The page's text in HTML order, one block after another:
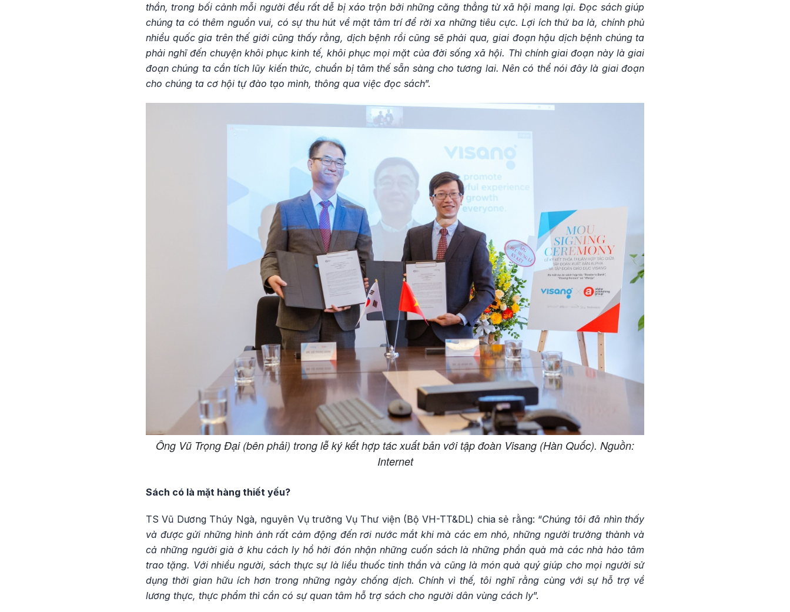
thần, trong bối cảnh mỗi người đều rất dễ bị xáo trộn bởi những căng thẳng từ xã hội mang lại. Đọc sách giúp
chúng ta có thêm nguồn vui, có sự thu hút về mặt tâm trí để rời xa những tiêu cực. Lợi ích thứ ba là, chính phủ
nhiều quốc gia trên thế giới cũng thấy rằng, dịch bệnh rồi cũng sẽ phải qua, giai đoạn hậu dịch bệnh chúng ta
phải nghĩ đến chuyện khôi phục kinh tế, khôi phục mọi mặt của đời sống xã hội. Thì chính giai đoạn này là giai
đoạn chúng ta cần tích lũy kiến thức, chuẩn bị tâm thế sẵn sàng cho tương lai. Nên có thể nói đây là giai đoạn
cho chúng ta cơ hội tự đào tạo mình, thông qua việc đọc sách”.
Ông Vũ Trọng Đại (bên phải) trong lễ ký kết hợp tác xuất bản với tập đoàn Visang (Hàn Quốc). Nguồn:
Internet
Sách có là mặt hàng thiết yếu?
TS Vũ Dương Thúy Ngà, nguyên Vụ trưởng Vụ Thư viện (Bộ VH-TT&DL) chia sẻ rằng: “Chúng tôi đã nhìn thấy
và được gửi những hình ảnh rất cảm động đến rơi nước mắt khi mà các em nhỏ, những người trưởng thành và
cả những người già ở khu cách ly hồ hởi đón nhận những cuốn sách là những phần quà mà các nhà hảo tâm
trao tặng. Với nhiều người, sách thực sự là liều thuốc tinh thần và cũng là món quà quý giúp cho mọi người sử
dụng thời gian hữu ích hơn trong những ngày chống dịch. Chính vì thế, tôi nghĩ rằng cùng với sự hỗ trợ về
lương thực, thực phẩm thì cần có sự quan tâm hỗ trợ sách cho người dân vùng cách ly”.